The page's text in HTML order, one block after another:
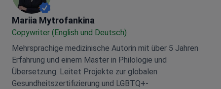
Mariia Mytrofankina
Mariia Mytrofankina
Copywriter (English und Deutsch)
Mehrsprachige medizinische Autorin mit über 5 Jahren
Erfahrung und einem Master in Philologie und
Übersetzung. Leitet Projekte zur globalen
Gesundheitszertifizierung und LGBTQ+-